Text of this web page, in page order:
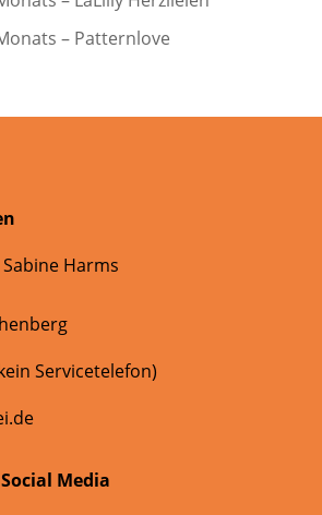
– Patternlove
Harms
Servicetelefon)
Media